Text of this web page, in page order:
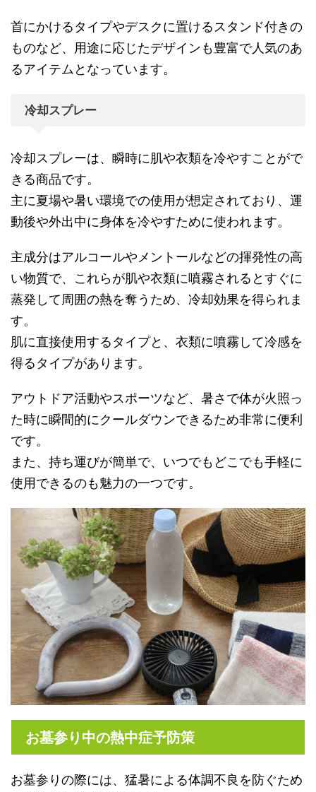
首にかけるタイプやデスクに置けるスタンド付きの
ものなど、用途に応じたデザインも豊富で人気のあ
るアイテムとなっています。
冷却スプレー
冷却スプレーは、瞬時に肌や衣類を冷やすことがで
きる商品です。
主に夏場や暑い環境での使用が想定されており、運
動後や外出中に身体を冷やすために使われます。
主成分はアルコールやメントールなどの揮発性の高
い物質で、これらが肌や衣類に噴霧されるとすぐに
蒸発して周囲の熱を奪うため、冷却効果を得られま
す。
肌に直接使用するタイプと、衣類に噴霧して冷感を
得るタイプがあります。
アウトドア活動やスポーツなど、暑さで体が火照っ
た時に瞬間的にクールダウンできるため非常に便利
です。
また、持ち運びが簡単で、いつでもどこでも手軽に
使用できるのも魅力の一つです。
お墓参り中の熱中症予防策
お墓参りの際には、猛暑による体調不良を防ぐため